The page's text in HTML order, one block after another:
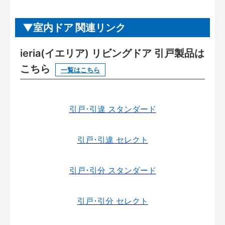
室内ドア 関連リンク
ieria(イエリア) リビングドア 引戸製品は
こちら
一覧はこちら
引戸･引違 スタンダード
引戸･引違 セレクト
引戸･引分 スタンダード
引戸･引分 セレクト